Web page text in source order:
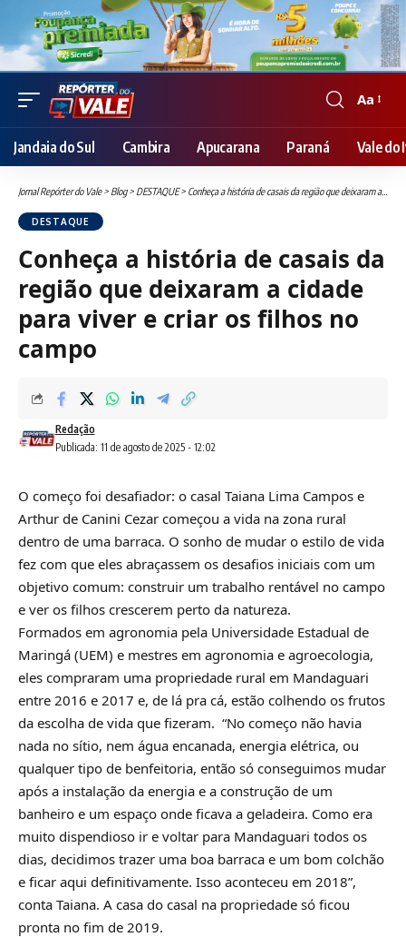
Font
Resizer
Aa
Jandaia do Sul Cambira Apucarana Paraná Vale do
Jornal Repórter do Vale> Blog> DESTAQUE> Conheça a história de casais da região que deixaram a cidade para viver e criar os filhos no campo
DESTAQUE
Conheça a história de casais da
região que deixaram a cidade
para viver e criar os filhos no
campo
Publicada: 11 de agosto de 2025 - 12:02
Redação
O começo foi desafiador: o casal Taiana Lima Campos e
Arthur de Canini Cezar começou a vida na zona rural
dentro de uma barraca. O sonho de mudar o estilo de vida
fez com que eles abraçassem os desafios iniciais com um
objetivo comum: construir um trabalho rentável no campo
e ver os filhos crescerem perto da natureza.
Formados em agronomia pela Universidade Estadual de
Maringá (UEM) e mestres em agronomia e agroecologia,
eles compraram uma propriedade rural em Mandaguari
entre 2016 e 2017 e, de lá pra cá, estão colhendo os frutos
da escolha de vida que fizeram. “No começo não havia
nada no sítio, nem água encanada, energia elétrica, ou
qualquer tipo de benfeitoria, então só conseguimos mudar
após a instalação da energia e a construção de um
banheiro e um espaço onde ficava a geladeira. Como era
muito dispendioso ir e voltar para Mandaguari todos os
dias, decidimos trazer uma boa barraca e um bom colchão
e ficar aqui definitivamente. Isso aconteceu em 2018”,
conta Taiana. A casa do casal na propriedade só ficou
pronta no fim de 2019.